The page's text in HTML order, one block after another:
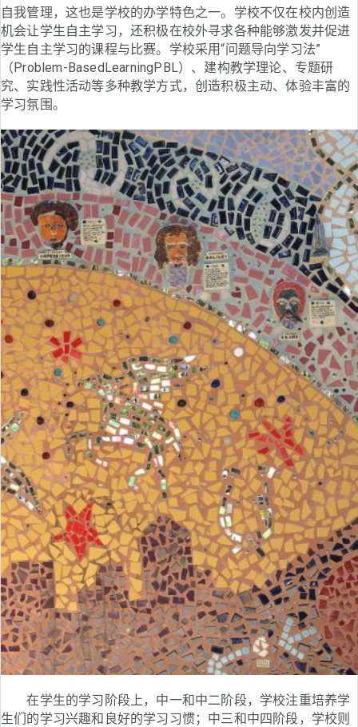
自我管理，这也是学校的办学特色之一。学校不仅在校内创造
机会让学生自主学习，还积极在校外寻求各种能够激发并促进
学生自主学习的课程与比赛。学校采用“问题导向学习法”
（Problem-BasedLearningPBL）、建构教学理论、专题研
究、实践性活动等多种教学方式，创造积极主动、体验丰富的
学习氛围。
在学生的学习阶段上，中一和中二阶段，学校注重培养学
生们的学习兴趣和良好的学习习惯；中三和中四阶段，学校则